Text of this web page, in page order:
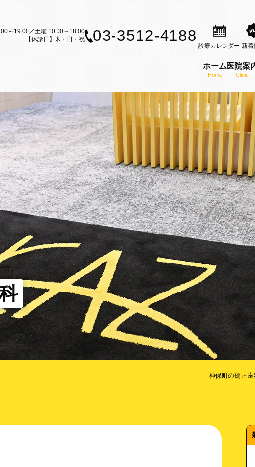
～19:00／土曜 10:00～18:00
【休診日】木・日・祝
03-3512-4188
診療カレンダー 新着
ホーム
Home
医院案
Clinic
矯正歯科の理念
院案内 KAZ矯正歯科の特徴
科用CT 口腔内スキャナー（iTero）
タッフ募集 感染予防対策
矯正歯科ブログ
矯正歯科治療のご案内
れから矯正歯科治療をお考えの方へ
正歯科治療の流れ
人の矯正（成人矯正）
どもの矯正（小児矯正）
腔筋機能療法（MFT）
矯正装置のご紹介
セルフライゲーションブラケット装置（
カスタムメイド型リンガルブラケット
マウスピース型矯正装置（インビザライ
歯科矯正用アンカースクリューを用いた
の他
分的な矯正（MTM）
きるだけ歯を抜かない矯正
歯のクリーニング
治療期間を短くするための方法
コルチコトミ
神保町の矯正